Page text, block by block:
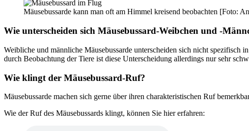
Mäusebussarde kann man oft am Himmel kreisend beobachten [Foto:
Wie unterscheiden sich Mäusebussard-Weibchen und -
Weibliche und männliche Mäusebussarde unterscheiden sich nicht
durch Beobachtung der Tiere ist diese Unterscheidung allerdings nur sehr
Wie klingt der Mäusebussard-Ruf?
Mäusebussarde machen sich gerne über ihren charakteristischen Ruf
Wie der Ruf des Mäusebussards klingt, können Sie hier erfahren: